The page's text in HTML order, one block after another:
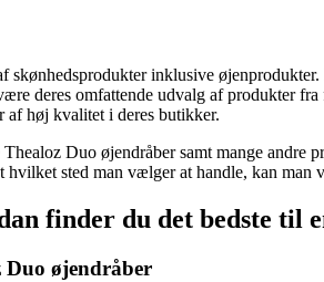
inklusive
deres omfattende udvalg af produkter
af høj kvalitet i deres butikker.
Duo øjendråber samt mange
sted man vælger at handle, kan
finder du det bedste til
øjendråber